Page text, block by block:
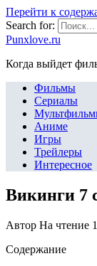
Перейти к
Search for:
Punxlove.ru
Когда выйдет
Фильмы
Сериалы
Аниме
Игры
Трейлеры
Интересное
Викинги 7
Автор На чтение
Содержание